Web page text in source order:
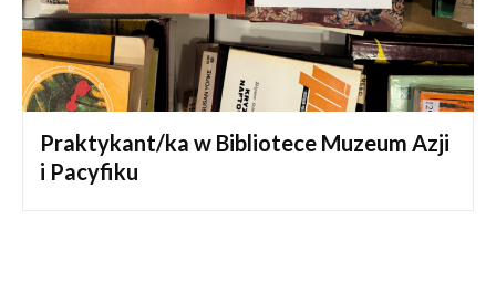
Praktykant/ka w Bibliotece Muzeum Azji
i Pacyfiku